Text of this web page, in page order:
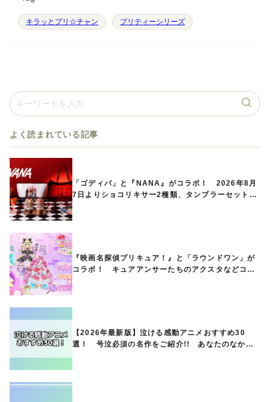
キラッとプリ☆チャン プリティーシリーズ
よく読まれている記事
「ゴディバ」と『NANA』がコラボ！ 2026年8月
7日よりショコリキサー2種類、タンブラーセットな
『映画名探偵プリキュア！』と「ラウンドワン」が
コラボ！ キュアアンサーたちのアクスタなどコラ
【2026年最新版】泣ける感動アニメおすすめ30
選！ 号泣必須の名作をご紹介!! あなたのなかの